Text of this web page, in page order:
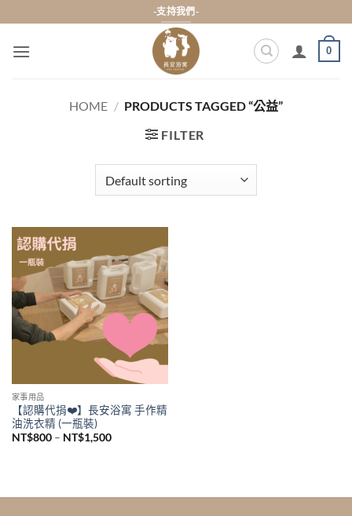
to
content
-支持我們-
0
HOME / PRODUCTS TAGGED “公益”
FILTER
家事用品
【認購代捐❤️】長安浴寓 手作精
油洗衣精 (一瓶裝)
NT$800 – NT$1,500Price